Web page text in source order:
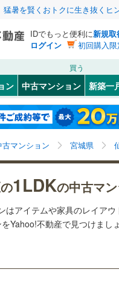
暑を賢くおトクに生き抜くヒ
IDでもっと便利に新規取
ログイン
初回購入
買う
ン 中古マンション 新築一
古マンション 宮城県
1LDKの中古マ
はアイテムや家具のレイア
Yahoo!不動産で見つけましょ
北海道
青森 岩手
東京 神奈川
新潟
愛知 岐阜
鳥取 島根
青葉区(13)
太白区(1)
石巻市(1)
白石市(0)
多賀城市(0)
栗原市(0 )
苦竹(2)
東北本線(1)
仙石線(2)
大船渡線(0)
秋田新幹線
(0)
仙台市地下鉄南北線
阿武隈急行(0)
リフォーム、リノベーシ
リノベーション・リ
（0）
共用設備
トランクルーム
）
駐車場空きあり（近
管理・管理規約
この検索